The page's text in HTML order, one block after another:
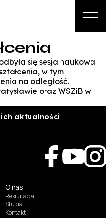
podyplomowe i kursy
Kandydat
Biznes
Zapisz się na studia
się sesja naukowa
w tym
na odległość.
oraz WSZiB w
aktualności
O nas
Rekrutacja
Studia
Kontakt